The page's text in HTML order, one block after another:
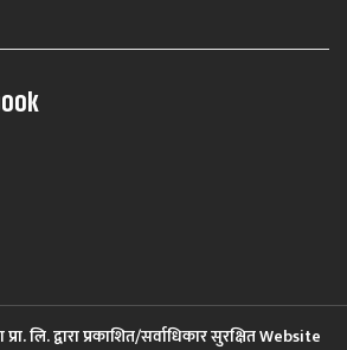
लि. द्वारा प्रकाशित/सर्वाधिकार सुरक्षित Website